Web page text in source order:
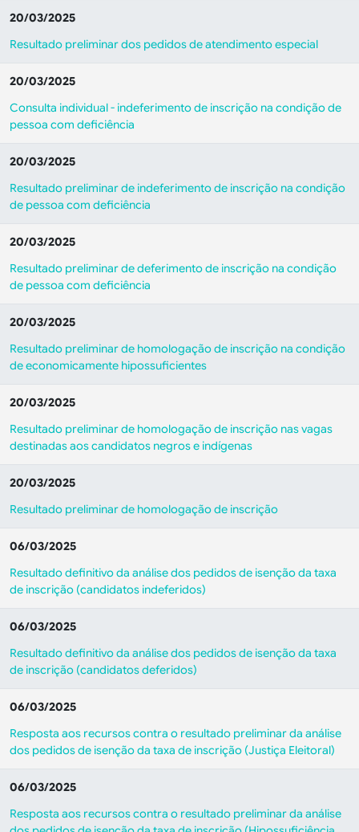
20/03/2025
Resultado preliminar dos pedidos de atendimento especial
20/03/2025
Consulta individual - indeferimento de inscrição na condição de
pessoa com deficiência
20/03/2025
Resultado preliminar de indeferimento de inscrição na condição
de pessoa com deficiência
20/03/2025
Resultado preliminar de deferimento de inscrição na condição
de pessoa com deficiência
20/03/2025
Resultado preliminar de homologação de inscrição na condição
de economicamente hipossuficientes
20/03/2025
Resultado preliminar de homologação de inscrição nas vagas
destinadas aos candidatos negros e indígenas
20/03/2025
Resultado preliminar de homologação de inscrição
06/03/2025
Resultado definitivo da análise dos pedidos de isenção da taxa
de inscrição (candidatos indeferidos)
06/03/2025
Resultado definitivo da análise dos pedidos de isenção da taxa
de inscrição (candidatos deferidos)
06/03/2025
Resposta aos recursos contra o resultado preliminar da análise
dos pedidos de isenção da taxa de inscrição (Justiça Eleitoral)
06/03/2025
Resposta aos recursos contra o resultado preliminar da análise